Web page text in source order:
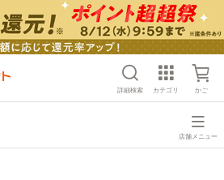
詳細検索 カテゴリ かご
店舗メニュー